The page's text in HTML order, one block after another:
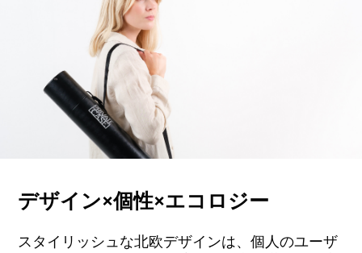
デザイン×個性×エコロジー
スタイリッシュな北欧デザインは、個人のユーザ